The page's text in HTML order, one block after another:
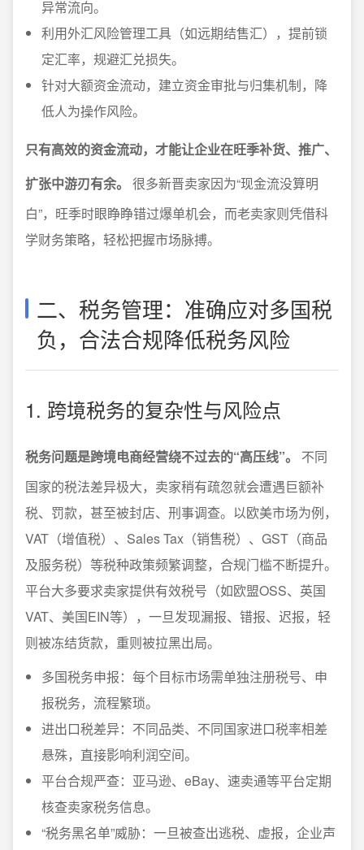
异常流向。
利用外汇风险管理工具（如远期结售汇），提前锁
定汇率，规避汇兑损失。
针对大额资金流动，建立资金审批与归集机制，降
低人为操作风险。
只有高效的资金流动，才能让企业在旺季补货、推广、
扩张中游刃有余。
很多新晋卖家因为“现金流没算明
白”，旺季时眼睁睁错过爆单机会，而老卖家则凭借科
学财务策略，轻松把握市场脉搏。
二、税务管理：准确应对多国税
负，合法合规降低税务风险
1. 跨境税务的复杂性与风险点
税务问题是跨境电商经营绕不过去的“高压线”。
不同
国家的税法差异极大，卖家稍有疏忽就会遭遇巨额补
税、罚款，甚至被封店、刑事调查。以欧美市场为例，
VAT（增值税）、Sales Tax（销售税）、GST（商品
及服务税）等税种政策频繁调整，合规门槛不断提升。
平台大多要求卖家提供有效税号（如欧盟OSS、英国
VAT、美国EIN等），一旦发现漏报、错报、迟报，轻
则被冻结货款，重则被拉黑出局。
多国税务申报：每个目标市场需单独注册税号、申
报税务，流程繁琐。
进出口税差异：不同品类、不同国家进口税率相差
悬殊，直接影响利润空间。
平台合规严查：亚马逊、eBay、速卖通等平台定期
核查卖家税务信息。
“税务黑名单”威胁：一旦被查出逃税、虚报，企业声